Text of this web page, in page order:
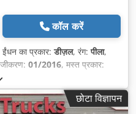
कॉल करें
ईंधन का प्रकार:डीज़ल, रंग:पीला,
01/2016, मस्त प्रकार:
छोटा विज्ञापन